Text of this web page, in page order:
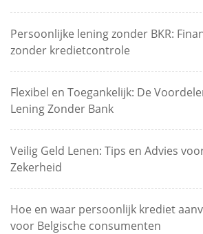
Persoonlijke lening zonder BKR:
zonder kredietcontrole
Flexibel en Toegankelijk: De
Lening Zonder Bank
Veilig Geld Lenen: Tips en Advies
Zekerheid
Hoe en waar persoonlijk krediet
voor Belgische consumenten